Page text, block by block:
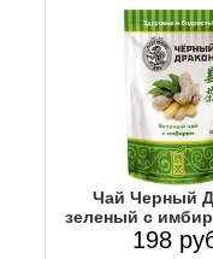
Чай Черный
зеленый с
198